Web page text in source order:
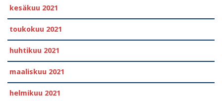
kesäkuu 2021
toukokuu 2021
huhtikuu 2021
maaliskuu 2021
helmikuu 2021